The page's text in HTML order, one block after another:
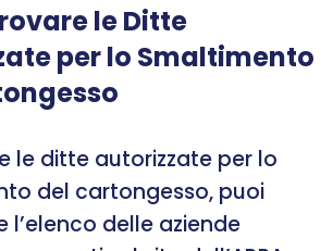
le Ditte
per lo Smaltimento
le ditte autorizzate per lo
del cartongesso, puoi
l’elenco delle aziende